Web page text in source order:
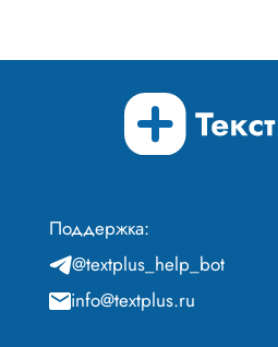
Поддержка:
@textplus_help_bot
info@textplus.ru